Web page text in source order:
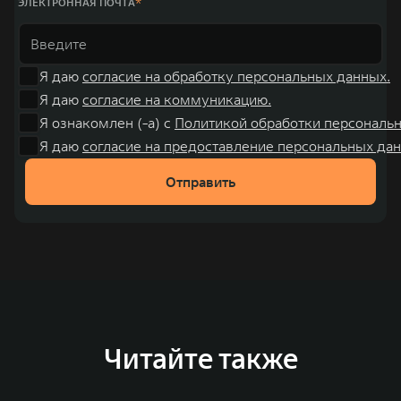
Я даю согласие на обработку персональных данных.
Я даю согласие на коммуникацию.
Я ознакомлен (-а) с Политикой обработки
Я даю согласие на предоставление персональных
Отправить
Читайте также